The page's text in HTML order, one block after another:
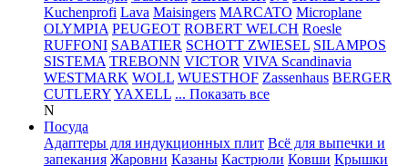
Kuchenprofi Lava Maisingers MARCATO Microplane
OLYMPIA PEUGEOT ROBERT WELCH Roesle
RUFFONI SABATIER SCHOTT ZWIESEL SILAMPOS
SISTEMA TREBONN VICTOR VIVA Scandinavia
WESTMARK WOLL WUESTHOF Zassenhaus BERGER
CUTLERYYAXELL ... Показать все
N
Посуда
Адаптеры для индукционных плит Всё для выпечки и
запекания Жаровни Казаны Кастрюли Ковши Крышки